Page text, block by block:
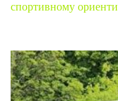
спортивному